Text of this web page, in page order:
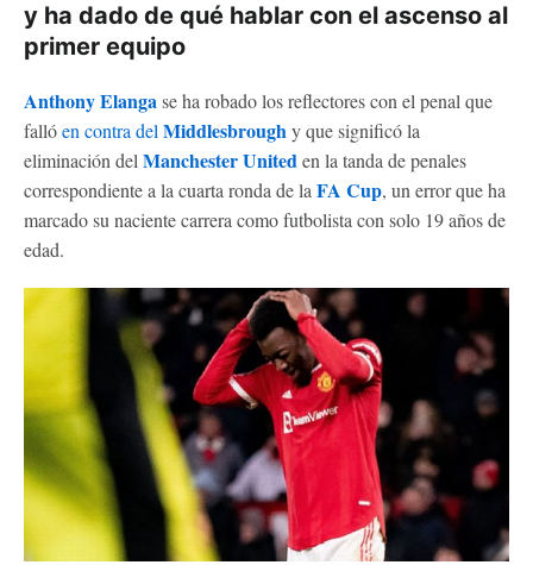
y ha dado de qué hablar con el ascenso al
primer equipo
Anthony Elangase ha robado los reflectores con el penal que
fallóen contra del Middlesbroughy que significó la
eliminación del Manchester Uniteden la tanda de penales
correspondiente a la cuarta ronda de la FA Cup, un error que ha
marcado su naciente carrera como futbolista con solo 19 años de
edad.